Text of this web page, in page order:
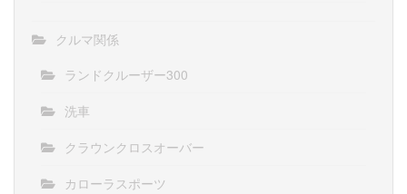
クルマ関係
ランドクルーザー300
洗車
クラウンクロスオーバー
カローラスポーツ